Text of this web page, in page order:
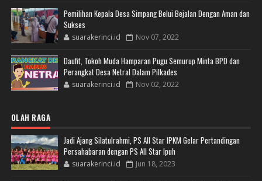
Pemilihan Kepala Desa Simpang Belui Bejalan Dengan Aman dan
Sukses
suarakerinci.id Nov 07, 2022
Daufit, Tokoh Muda Hamparan Pugu Semurup Minta BPD dan
Perangkat Desa Netral Dalam Pilkades
suarakerinci.id Nov 02, 2022
OLAH RAGA
Jadi Ajang Silatulrahmi, PS All Star IPKM Gelar Pertandingan
Persahabaran dengan PS All Star Ipuh
suarakerinci.id Jun 18, 2023